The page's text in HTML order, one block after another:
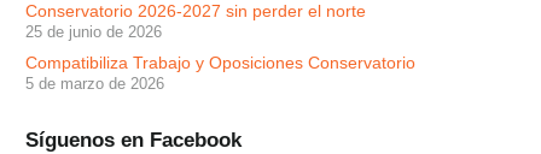
Conservatorio 2026-2027 sin perder el norte
25 de junio de 2026
Compatibiliza Trabajo y Oposiciones Conservatorio
5 de marzo de 2026
Síguenos en Facebook